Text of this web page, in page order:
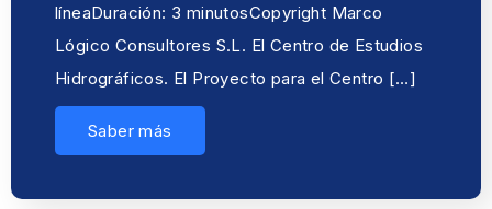
líneaDuración: 3 minutosCopyright Marco
Lógico Consultores S.L. El Centro de Estudios
Hidrográficos. El Proyecto para el Centro […]
Saber más